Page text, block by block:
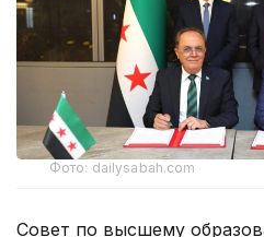
Фото: dailysabah.com
Совет по высшему